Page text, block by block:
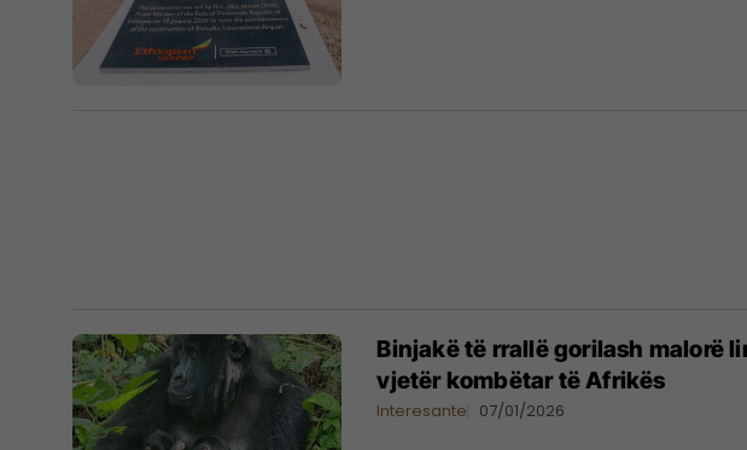
Binjakë të rrallë gorilash malorë
vjetër kombëtar të Afrikës
Interesante 07/01/2026